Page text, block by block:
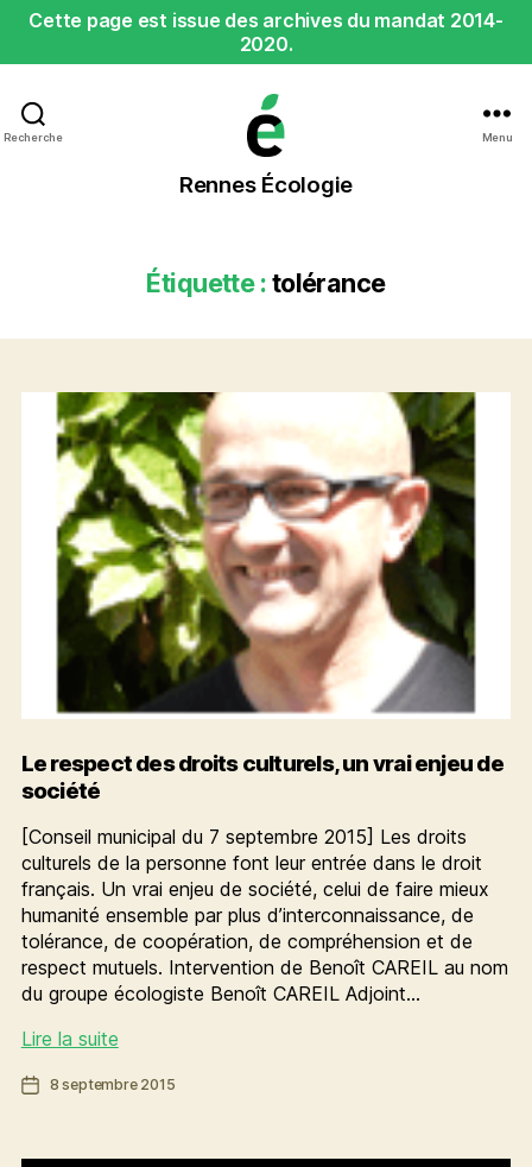
Cette page est issue des archives du mandat 2014-
2020.
Recherche
Rennes
Écologie
Rennes Écologie
Menu
Étiquette :tolérance
Le respect des droits culturels, un vrai enjeu de
société
[Conseil municipal du 7 septembre 2015] Les droits
culturels de la personne font leur entrée dans le droit
français. Un vrai enjeu de société, celui de faire mieux
humanité ensemble par plus d’interconnaissance, de
tolérance, de coopération, de compréhension et de
respect mutuels. Intervention de Benoît CAREIL au nom
du groupe écologiste Benoît CAREIL Adjoint…
Lire la suiteLe
des
Date8 septembre 2015